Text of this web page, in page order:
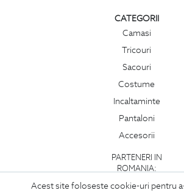
Acest site foloseste cookie-uri pentru
CATEGORII
Camasi
Tricouri
Sacouri
Costume
Incaltaminte
Pantaloni
Accesorii
PARTENERI IN
ROMANIA: